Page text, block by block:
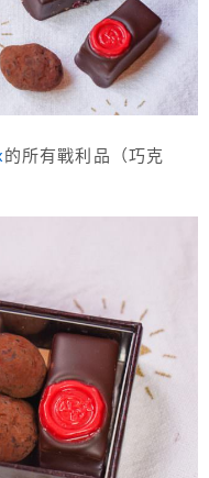
的所有戰利品（巧克